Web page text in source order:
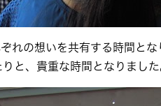
れの想いを共有する時間と
と、貴重な時間となりました